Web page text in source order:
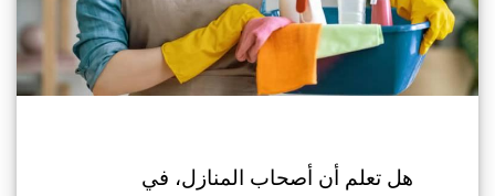
هل تعلم أن أصحاب المنازل، في